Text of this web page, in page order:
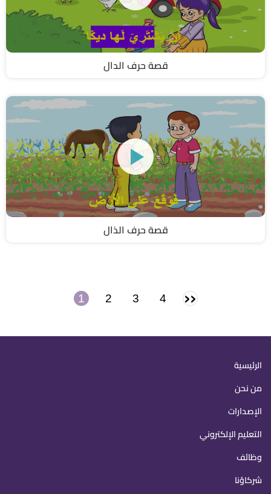
قصة حرف الدال
قصة حرف الذال
Current1Page2Page3Page4 الصفحة
التالية
››
Main
navigation
الرئيسية
من نحن
الإصدارات
التعليم الإلكتروني
وظائف
شركاؤنا